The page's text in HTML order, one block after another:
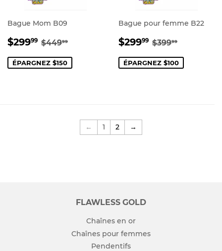
Bague Mom B09
PRIX
$29999 $299.99
PRIX RÉGULIER
$44999
ÉPARGNEZ $150
Bague pour femme B22
PRIX
$29999 $299.99
PRIX
$39999
ÉPARGNEZ $100
← 1 2 →
FLAWLESS GOLD
Chaînes en or
Chaînes pour femmes
Pendentifs